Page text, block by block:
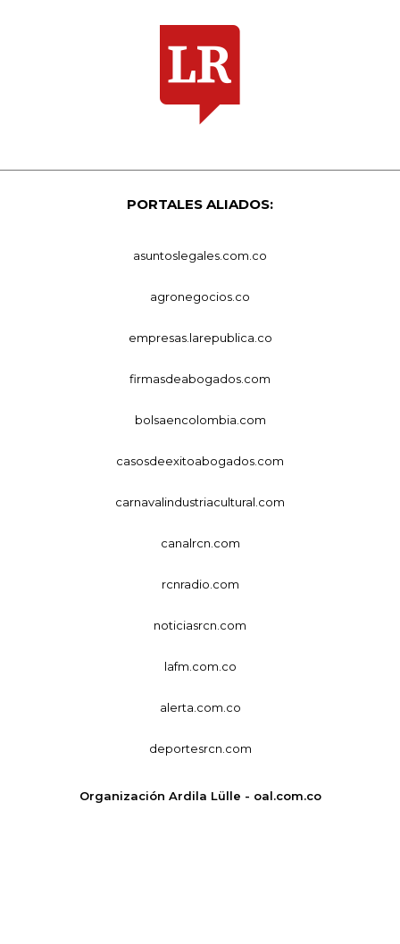
PORTALES ALIADOS:
asuntoslegales.com.co
agronegocios.co
empresas.larepublica.co
firmasdeabogados.com
bolsaencolombia.com
casosdeexitoabogados.com
carnavalindustriacultural.com
canalrcn.com
rcnradio.com
noticiasrcn.com
lafm.com.co
alerta.com.co
deportesrcn.com
Organización Ardila Lülle - oal.com.co